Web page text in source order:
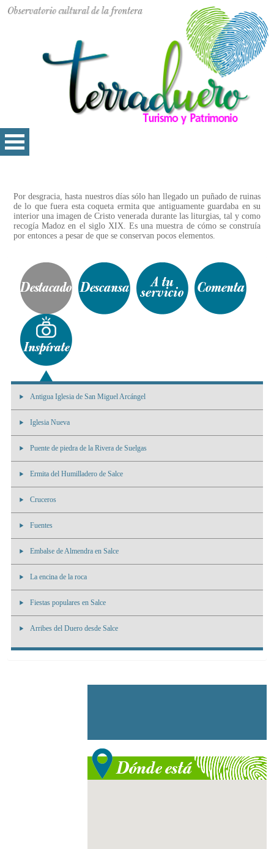
Por desgracia, hasta nuestros días sólo han llegado un puñado de ruinas
de lo que fuera esta coqueta ermita que antiguamente guardaba en su
interior una imagen de Cristo venerada durante las liturgias, tal y como
recogía Madoz en el siglo XIX. Es una muestra de cómo se construía
por entonces a pesar de que se conservan pocos elementos.
Antigua Iglesia de San Miguel Arcángel
Iglesia Nueva
Puente de piedra de la Rivera de Suelgas
Ermita del Humilladero de Salce
Cruceros
Fuentes
Embalse de Almendra en Salce
La encina de la roca
Fiestas populares en Salce
Arribes del Duero desde Salce